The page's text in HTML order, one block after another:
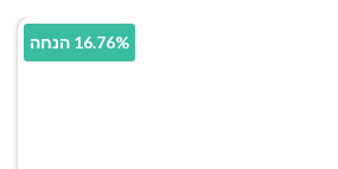
16.76% הנחה